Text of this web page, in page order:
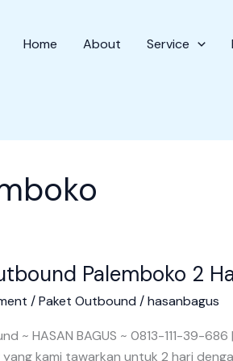
Home About Service
Palemboko 2
/Paket Outbound /hasanbagus
~ HASAN BAGUS ~ 0813-111-39-
kami tawarkan untuk 2 hari